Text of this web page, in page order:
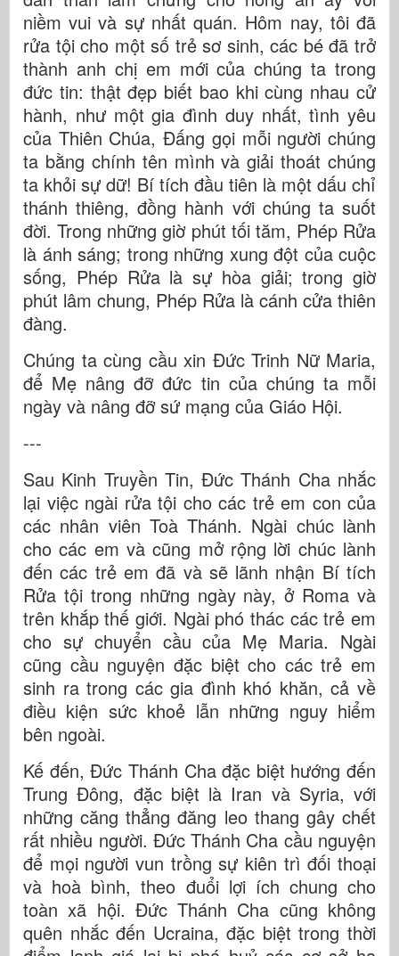
niềm vui và sự nhất quán. Hôm nay, tôi đã
rửa tội cho một số trẻ sơ sinh, các bé đã trở
thành anh chị em mới của chúng ta trong
đức tin: thật đẹp biết bao khi cùng nhau cử
hành, như một gia đình duy nhất, tình yêu
của Thiên Chúa, Đấng gọi mỗi người chúng
ta bằng chính tên mình và giải thoát chúng
ta khỏi sự dữ! Bí tích đầu tiên là một dấu chỉ
thánh thiêng, đồng hành với chúng ta suốt
đời. Trong những giờ phút tối tăm, Phép Rửa
là ánh sáng; trong những xung đột của cuộc
sống, Phép Rửa là sự hòa giải; trong giờ
phút lâm chung, Phép Rửa là cánh cửa thiên
đàng.
Chúng ta cùng cầu xin Đức Trinh Nữ Maria,
để Mẹ nâng đỡ đức tin của chúng ta mỗi
ngày và nâng đỡ sứ mạng của Giáo Hội.
---
Sau Kinh Truyền Tin, Đức Thánh Cha nhắc
lại việc ngài rửa tội cho các trẻ em con của
các nhân viên Toà Thánh. Ngài chúc lành
cho các em và cũng mở rộng lời chúc lành
đến các trẻ em đã và sẽ lãnh nhận Bí tích
Rửa tội trong những ngày này, ở Roma và
trên khắp thế giới. Ngài phó thác các trẻ em
cho sự chuyển cầu của Mẹ Maria. Ngài
cũng cầu nguyện đặc biệt cho các trẻ em
sinh ra trong các gia đình khó khăn, cả về
điều kiện sức khoẻ lẫn những nguy hiểm
bên ngoài.
Kế đến, Đức Thánh Cha đặc biệt hướng đến
Trung Đông, đặc biệt là Iran và Syria, với
những căng thẳng đăng leo thang gây chết
rất nhiều người. Đức Thánh Cha cầu nguyện
để mọi người vun trồng sự kiên trì đối thoại
và hoà bình, theo đuổi lợi ích chung cho
toàn xã hội. Đức Thánh Cha cũng không
quên nhắc đến Ucraina, đặc biệt trong thời